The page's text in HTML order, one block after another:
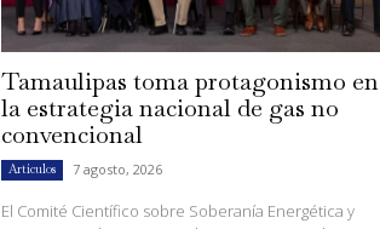
Tamaulipas toma protagonismo en
la estrategia nacional de gas no
convencional
Artículos 7 agosto, 2026
El Comité Científico sobre Soberanía Energética y